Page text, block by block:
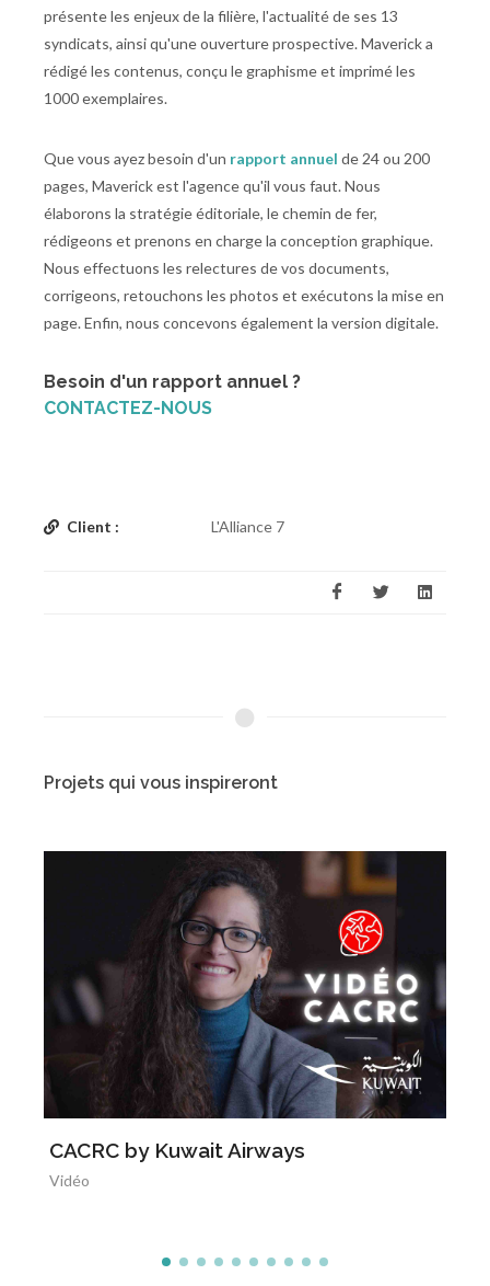
présente les enjeux de la filière, l'actualité de ses 13
syndicats, ainsi qu'une ouverture prospective. Maverick a
rédigé les contenus, conçu le graphisme et imprimé les
1000 exemplaires.
Que vous ayez besoin d'un rapport annuel de 24 ou 200
pages, Maverick est l'agence qu'il vous faut. Nous
élaborons la stratégie éditoriale, le chemin de fer,
rédigeons et prenons en charge la conception graphique.
Nous effectuons les relectures de vos documents,
corrigeons, retouchons les photos et exécutons la mise en
page. Enfin, nous concevons également la version digitale.
Besoin d'un rapport annuel ?
CONTACTEZ-NOUS
Client : L'Alliance 7
Projets qui vous inspireront
CACRC by Kuwait Airways
Vidéo